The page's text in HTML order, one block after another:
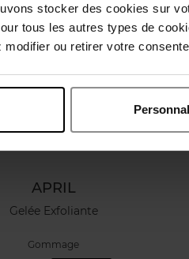
stocker des cookies sur
tous les autres types de
ou retirer votre
APRIL
Gelée Exfoliante
Gommage